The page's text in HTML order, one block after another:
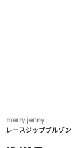
merry jenny
レースジップブルゾン